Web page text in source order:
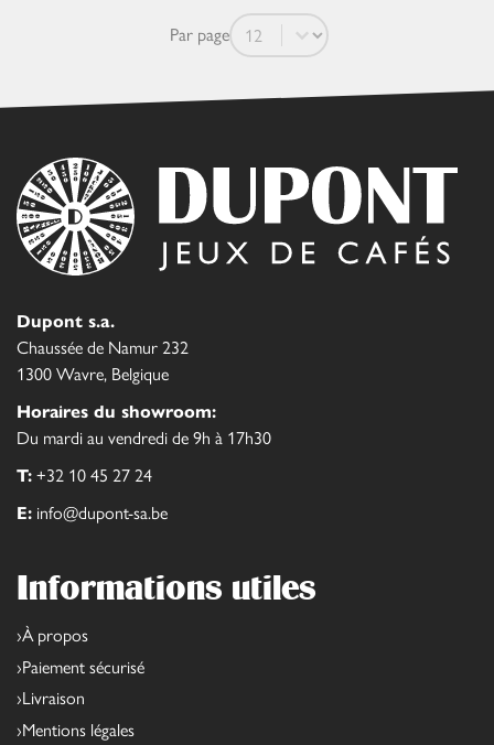
Par pagePar page
Dupont s.a.
Chaussée de Namur 232
1300 Wavre, Belgique
Horaires du showroom:
Du mardi au vendredi de 9h à 17h30
T: +32 10 45 27 24
E: info@dupont-sa.be
Informations utiles
À propos
Paiement sécurisé
Livraison
Mentions légales